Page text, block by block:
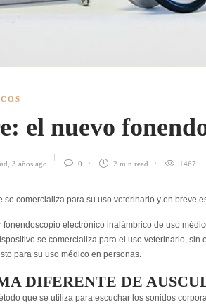
el nuevo
, 3 años ago 0 2 min read 1467
se comercializa para su uso veterinario y en breve
fonendoscopio electrónico inalámbrico de uso
se comercializa para el uso veterinario,
para su uso médico en personas.
DIFERENTE DE
que se utiliza para escuchar los sonidos